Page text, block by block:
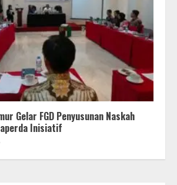
Gelar FGD Penyusunan Naskah
Inisiatif